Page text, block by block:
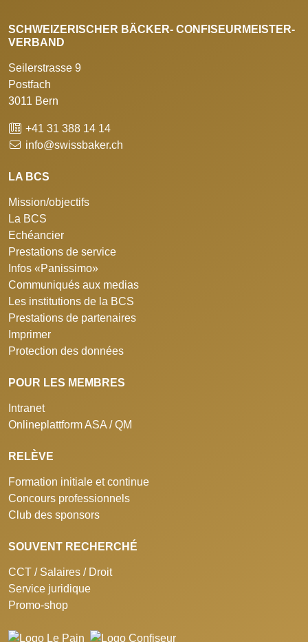
SCHWEIZERISCHER BÄCKER- CONFISEURMEISTER-
VERBAND
Seilerstrasse 9
Postfach
3011 Bern
+41 31 388 14 14
info@swissbaker.ch
LA BCS
Mission/objectifs
La BCS
Echéancier
Prestations de service
Infos «Panissimo»
Communiqués aux medias
Les institutions de la BCS
Prestations de partenaires
Imprimer
Protection des données
POUR LES MEMBRES
Intranet
Onlineplattform ASA / QM
RELÈVE
Formation initiale et continue
Concours professionnels
Club des sponsors
SOUVENT RECHERCHÉ
CCT / Salaires / Droit
Service juridique
Promo-shop